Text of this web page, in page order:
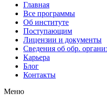
Главная
Все программы
Об институте
Поступающим
Лицензии и документы
Сведения об обр.
Карьера
Блог
Контакты
Меню